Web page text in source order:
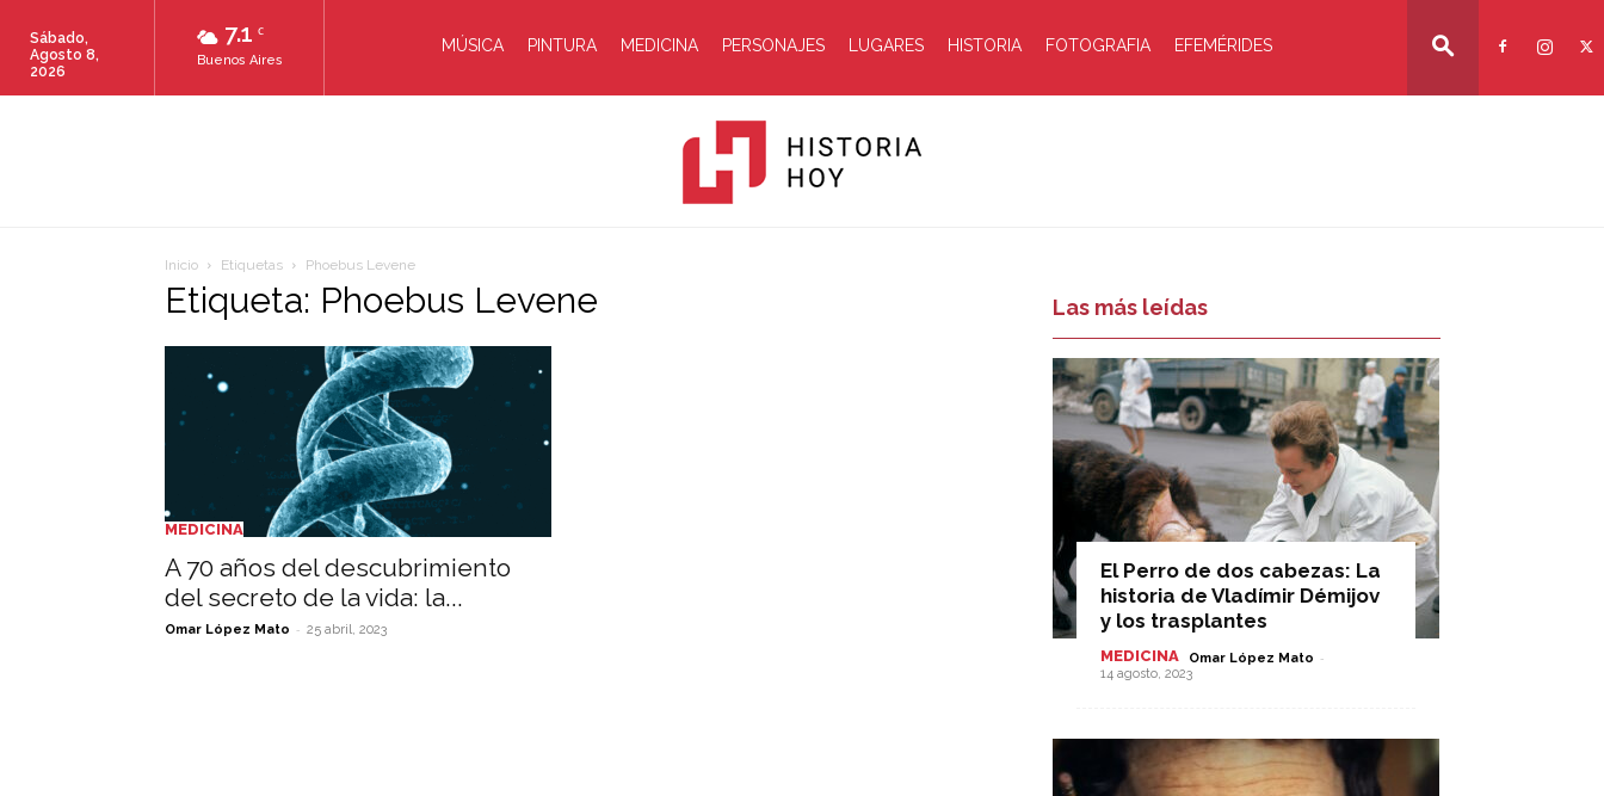
7.1 C
Buenos Aires
Sábado,
Agosto 8,
2026
MÚSICA PINTURA MEDICINA PERSONAJES LUGARES HISTORIA FOTOGRAFIA EFEMÉRIDES
Inicio Etiquetas Phoebus Levene
Etiqueta: Phoebus Levene
MEDICINA
A 70 años del descubrimiento
del secreto de la vida: la...
Omar López Mato - 25 abril, 2023
Las más leídas
El Perro de dos cabezas: La
historia de Vladímir Démijov
y los trasplantes
MEDICINA Omar López Mato -
14 agosto, 2023